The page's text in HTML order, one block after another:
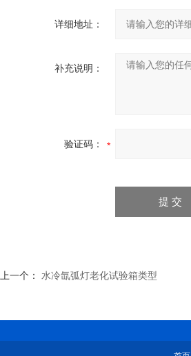
详细地址：
补充说明：
验证码：
上一个： 水冷氙弧灯老化试验箱类型